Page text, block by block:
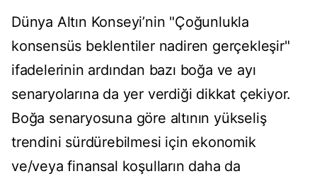
Dünya Altın Konseyi’nin "Çoğunlukla
konsensüs beklentiler nadiren gerçekleşir"
ifadelerinin ardından bazı boğa ve ayı
senaryolarına da yer verdiği dikkat çekiyor.
Boğa senaryosuna göre altının yükseliş
trendini sürdürebilmesi için ekonomik
ve/veya finansal koşulların daha da